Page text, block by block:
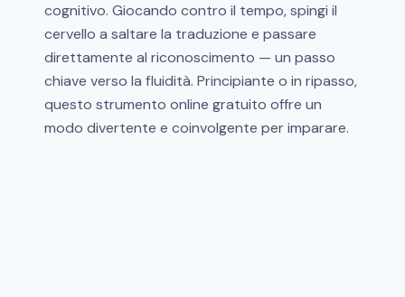
cognitivo. Giocando contro il tempo, spingi il
cervello a saltare la traduzione e passare
direttamente al riconoscimento — un passo
chiave verso la fluidità. Principiante o in ripasso,
questo strumento online gratuito offre un
modo divertente e coinvolgente per imparare.